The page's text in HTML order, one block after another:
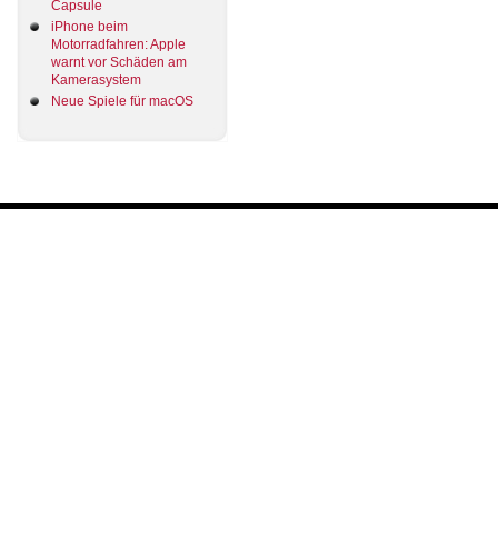
Capsule
iPhone beim
Motorradfahren: Apple
warnt vor Schäden am
Kamerasystem
Neue Spiele für macOS